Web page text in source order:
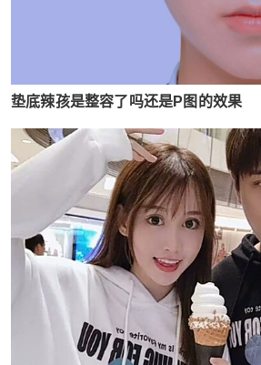
垫底辣孩是整容了吗还是P图的效果